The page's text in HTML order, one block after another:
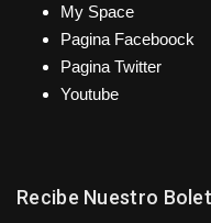
My Space
Pagina Faceboock
Pagina Twitter
Youtube
Recibe Nuestro